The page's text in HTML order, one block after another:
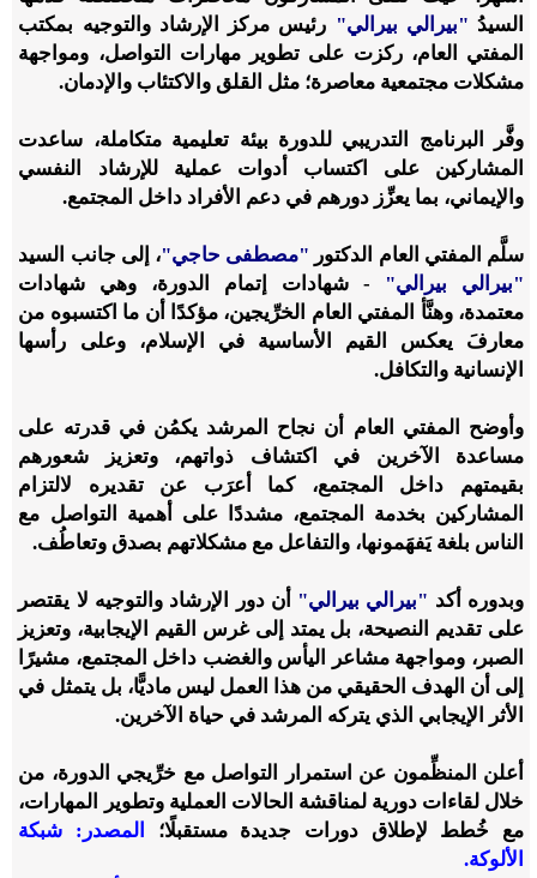
السيدُ"بيرالي بيرالي" رئيس مركز الإرشاد والتوجيه بمكتب
المفتي العام، ركزت على تطوير مهارات التواصل، ومواجهة
مشكلات مجتمعية معاصرة؛ مثل القلق والاكتئاب والإدمان.
وفَّر البرنامج التدريبي للدورة بيئة تعليمية متكاملة، ساعدت
المشاركين على اكتساب أدوات عملية للإرشاد النفسي
والإيماني، بما يعزِّز دورهم في دعم الأفراد داخل المجتمع.
سلَّم المفتي العام الدكتور "مصطفى حاجي"، إلى جانب السيد
"بيرالي بيرالي"
- شهادات إتمام الدورة، وهي شهادات
معتمدة، وهنَّأ المفتي العام الخرِّيجين، مؤكدًا أن ما اكتسبوه من
معارفَ يعكس القيم الأساسية في الإسلام، وعلى رأسها
الإنسانية والتكافل.
وأوضح المفتي العام أن نجاح المرشد يكمُن في قدرته على
مساعدة الآخرين في اكتشاف ذواتهم، وتعزيز شعورهم
بقيمتهم داخل المجتمع، كما أعرَب عن تقديره لالتزام
المشاركين بخدمة المجتمع، مشددًا على أهمية التواصل مع
الناس بلغة يَفهَمونها، والتفاعل مع مشكلاتهم بصدق وتعاطُف.
وبدوره أكد "بيرالي بيرالي"
أن دور الإرشاد والتوجيه لا يقتصر
على تقديم النصيحة، بل يمتد إلى غرس القيم الإيجابية، وتعزيز
الصبر، ومواجهة مشاعر اليأس والغضب داخل المجتمع، مشيرًا
إلى أن الهدف الحقيقي من هذا العمل ليس ماديًّا، بل يتمثل في
الأثر الإيجابي الذي يتركه المرشد في حياة الآخرين.
أعلن المنظِّمون عن استمرار التواصل مع خرِّيجي الدورة، من
خلال لقاءات دورية لمناقشة الحالات العملية وتطوير المهارات،
مع خُطط لإطلاق دورات جديدة مستقبلًا؛ المصدر: شبكة
الألوكة.